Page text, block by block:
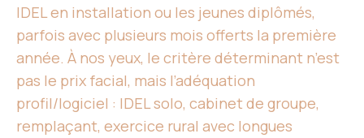
IDEL en installation ou les jeunes diplômés,
parfois avec plusieurs mois offerts la première
année. À nos yeux, le critère déterminant n’est
pas le prix facial, mais l’adéquation
profil/logiciel : IDEL solo, cabinet de groupe,
remplaçant, exercice rural avec longues